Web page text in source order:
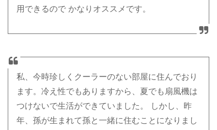
用できるので かなりオススメです。
私、今時珍しくクーラーのない部屋に住んでおり
ます。冷え性でもありますから、夏でも扇風機は
つけないで生活ができていました。 しかし、昨
年、孫が生まれて孫と一緒に住むことになりまし